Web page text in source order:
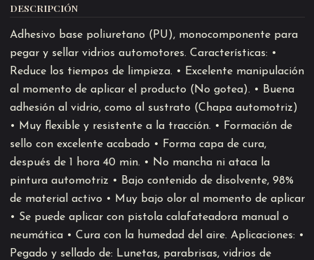
DESCRIPCIÓN
Adhesivo base poliuretano (PU), monocomponente para
pegar y sellar vidrios automotores. Características: •
Reduce los tiempos de limpieza. • Excelente manipulación
al momento de aplicar el producto (No gotea). • Buena
adhesión al vidrio, como al sustrato (Chapa automotriz)
• Muy flexible y resistente a la tracción. • Formación de
sello con excelente acabado • Forma capa de cura,
después de 1 hora 40 min. • No mancha ni ataca la
pintura automotriz • Bajo contenido de disolvente, 98%
de material activo • Muy bajo olor al momento de aplicar
• Se puede aplicar con pistola calafateadora manual o
neumática • Cura con la humedad del aire. Aplicaciones: •
Pegado y sellado de: Lunetas, parabrisas, vidrios de